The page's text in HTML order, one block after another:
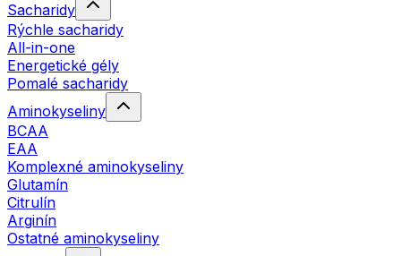
Sacharidy
Rýchle sacharidy
All-in-one
Energetické gély
Pomalé sacharidy
Aminokyseliny
BCAA
EAA
Komplexné aminokyseliny
Glutamín
Citrulín
Arginín
Ostatné aminokyseliny